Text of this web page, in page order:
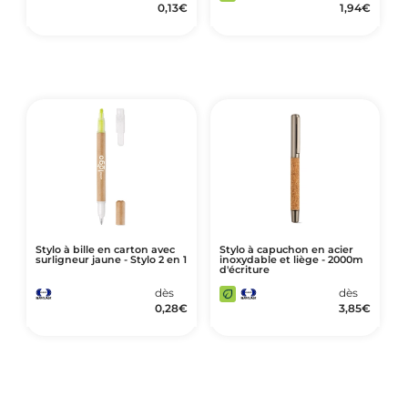
0,13€
1,94€
Stylo à bille en carton avec
surligneur jaune - Stylo 2 en 1
dès
0,28€
Stylo à capuchon en acier
inoxydable et liège - 2000m
d'écriture
dès
3,85€